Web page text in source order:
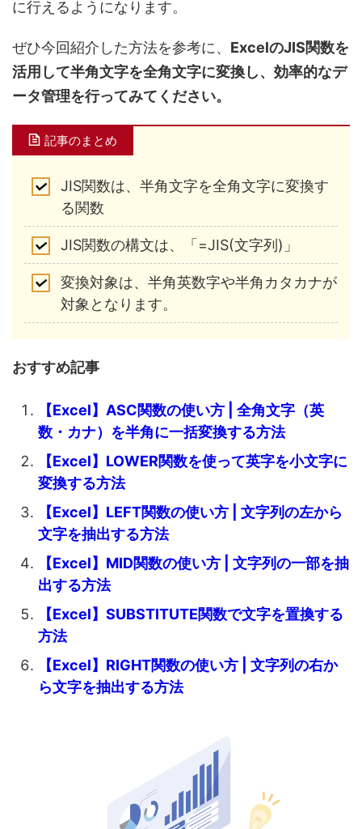
に行えるようになります。
ぜひ今回紹介した方法を参考に、 ExcelのJIS関数を
活用して半角文字を全角文字に変換し、効率的なデ
ータ管理を行ってみてください。
記事のまとめ
JIS関数は、半角文字を全角文字に変換す
る関数
JIS関数の構文は、「=JIS(文字列)」
変換対象は、半角英数字や半角カタカナが
対象となります。
おすすめ記事
【Excel】ASC関数の使い方 | 全角文字（英
数・カナ）を半角に一括変換する方法
【Excel】LOWER関数を使って英字を小文字に
変換する方法
【Excel】LEFT関数の使い方 | 文字列の左から
文字を抽出する方法
【Excel】MID関数の使い方 | 文字列の一部を抽
出する方法
【Excel】SUBSTITUTE関数で文字を置換する
方法
【Excel】RIGHT関数の使い方 | 文字列の右か
ら文字を抽出する方法